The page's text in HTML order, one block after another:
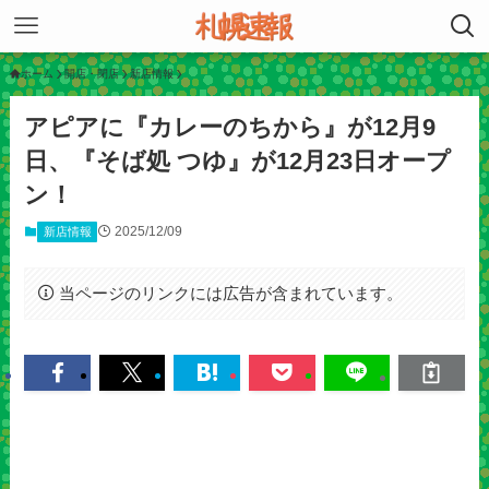
ホーム 開店・閉店 新店情報
アピアに『カレーのちから』が12月9
日、『そば処 つゆ』が12月23日オープ
ン！
新店情報 2025/12/09
当ページのリンクには広告が含まれています。